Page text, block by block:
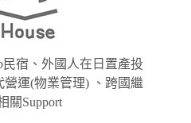
宿、外國人在日置產投
運(物業管理) 、跨國繼
關Support